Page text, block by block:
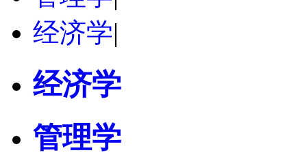
经济学|
经济学
管理学